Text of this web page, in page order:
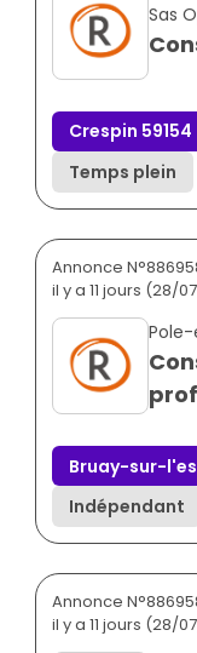
Sas
Crespin 59154
Temps plein
Annonce
il y a 11 jours (28/
Bruay-sur-
Indépendant
Annonce
il y a 11 jours (28/